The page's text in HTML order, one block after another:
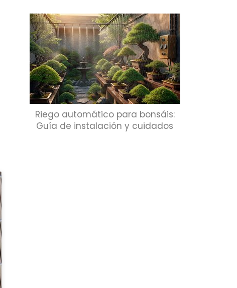
Riego automático para bonsáis:
Guía de instalación y cuidados